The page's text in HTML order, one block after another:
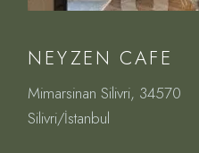
NEYZEN CAFE
Mimarsinan Silivri, 34570
Silivri/İstanbul